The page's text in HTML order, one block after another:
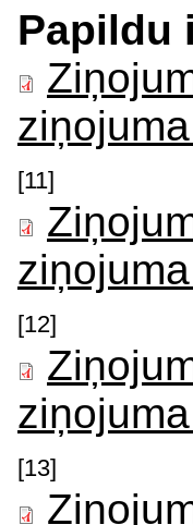
Papildu
[11]
[12]
[13]